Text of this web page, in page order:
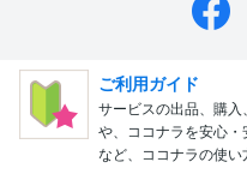
ご利用ガイド
サービスの出品、購
や、ココナラを安心
など、ココナラの使い